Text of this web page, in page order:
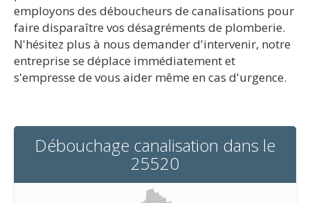
employons des déboucheurs de canalisations pour
faire disparaître vos désagréments de plomberie.
N'hésitez plus à nous demander d'intervenir, notre
entreprise se déplace immédiatement et
s'empresse de vous aider même en cas d'urgence.
Débouchage canalisation dans le
25520